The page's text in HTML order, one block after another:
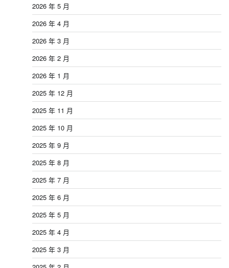
2026 年 5 月
2026 年 4 月
2026 年 3 月
2026 年 2 月
2026 年 1 月
2025 年 12 月
2025 年 11 月
2025 年 10 月
2025 年 9 月
2025 年 8 月
2025 年 7 月
2025 年 6 月
2025 年 5 月
2025 年 4 月
2025 年 3 月